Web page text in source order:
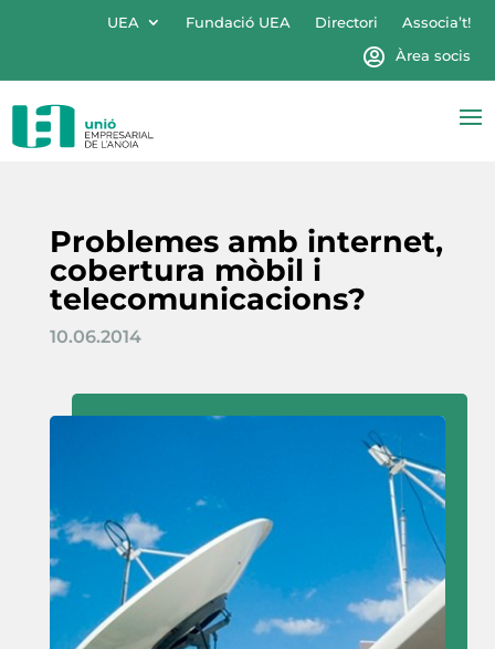
UEA Fundació UEA Directori
Associa’t!
Àrea socis
Problemes amb internet,
cobertura mòbil i
telecomunicacions?
10.06.2014